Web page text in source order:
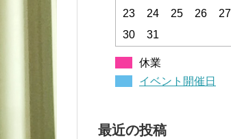
23 24 25 26 27
30
31
休業
イベント開催日
最近の投稿